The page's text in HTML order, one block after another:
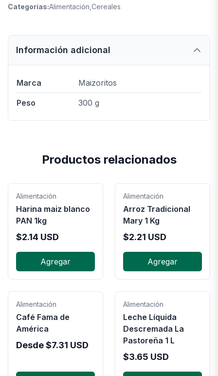
Categorías:Alimentación Cereales
Información adicional
Marca Maizoritos
Peso 300 g
Productos relacionados
Alimentación
Harina maiz blanco
PAN 1kg
$2.14 USD
Agregar
Alimentación
Arroz Tradicional
Mary 1 Kg
$2.21 USD
Agregar
Alimentación
Café Fama de
América
Desde$7.31 USD
Alimentación
Leche Líquida
Descremada La
Pastoreña 1 L
$3.65 USD